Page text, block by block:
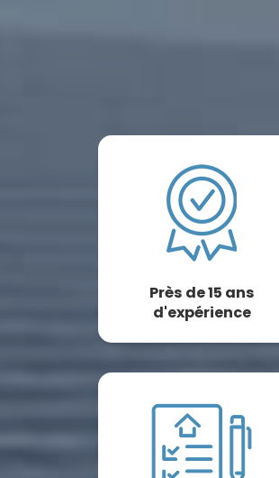
Près de 15 ans
d'expérience